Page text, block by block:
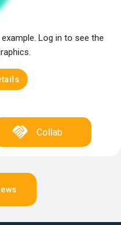
Log in to see the
Collab